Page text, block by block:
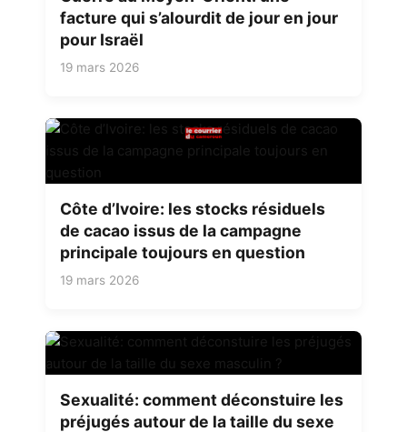
facture qui s’alourdit de jour en jour
pour Israël
19 mars 2026
Côte d’Ivoire: les stocks résiduels
de cacao issus de la campagne
principale toujours en question
19 mars 2026
Sexualité: comment déconstuire les
préjugés autour de la taille du sexe